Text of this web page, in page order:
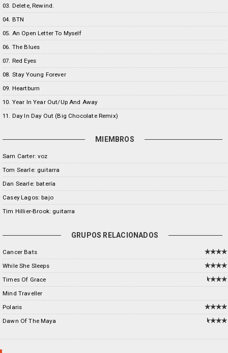
03. Delete, Rewind.
04. BTN
05. An Open Letter To Myself
06. The Blues
07. Red Eyes
08. Stay Young Forever
09. Heartburn
10. Year In Year Out/Up And Away
11. Day In Day Out (Big Chocolate Remix)
MIEMBROS
Sam Carter: voz
Tom Searle: guitarra
Dan Searle: batería
Casey Lagos: bajo
Tim Hillier-Brook: guitarra
GRUPOS RELACIONADOS
Cancer Bats
While She Sleeps
Times Of Grace
Mind Traveller
Polaris
Dawn Of The Maya